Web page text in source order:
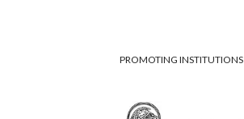
PROMOTING INSTITUTIONS